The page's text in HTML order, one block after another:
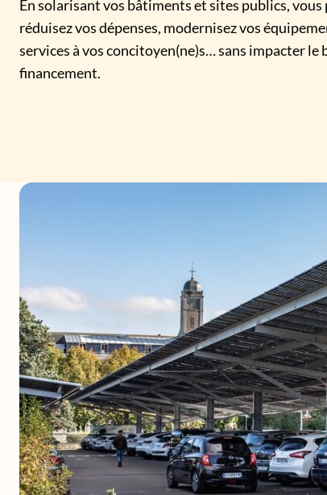
En solarisant vos bâtiments et sites publics,
réduisez vos dépenses, modernisez vos
services à vos concitoyen(ne)s… sans impacter
financement.